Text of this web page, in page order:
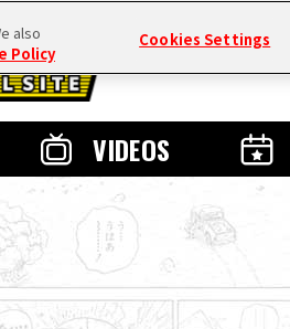
VIDEOS
also
Policy
Cookies Settings